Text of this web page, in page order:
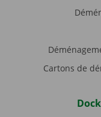
Cartons de